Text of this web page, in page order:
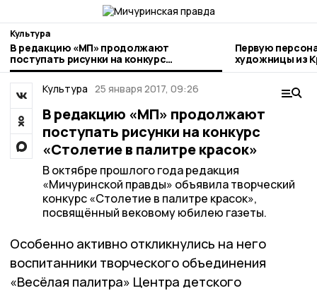
Культура
В редакцию «МП» продолжают
поступать рисунки на конкурс
«Столетие в палитре красок»
Первую
художницы из
Мичуринске
Культура 25 января 2017, 09:26
В редакцию «МП» продолжают
поступать рисунки на конкурс
«Столетие в палитре красок»
В октябре прошлого года редакция
«Мичуринской правды» объявила творческий
конкурс «Столетие в палитре красок»,
посвящённый вековому юбилею газеты.
Особенно активно откликнулись на него
воспитанники творческого объединения
«Весёлая палитра» Центра детского